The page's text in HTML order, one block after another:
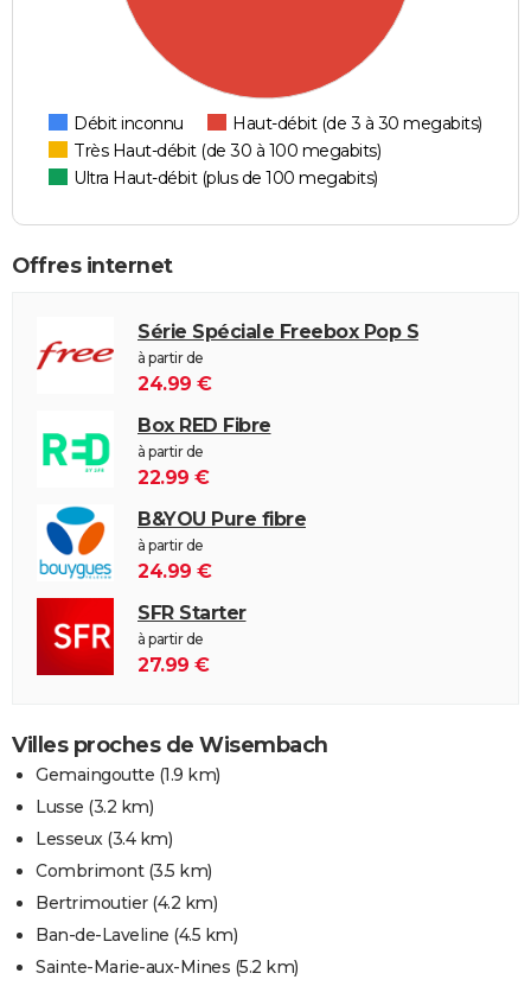
Débit inconnu
Haut-débit (de 3 à 30 megabits)
Très Haut-débit (de 30 à 100 megabits)
Ultra Haut-débit (plus de 100 megabits)
Offres internet
Série Spéciale Freebox Pop S
à partir de
24.99 €
Box RED Fibre
à partir de
22.99 €
B&YOU Pure fibre
à partir de
24.99 €
SFR Starter
à partir de
27.99 €
Villes proches de Wisembach
Gemaingoutte (1.9 km)
Lusse (3.2 km)
Lesseux (3.4 km)
Combrimont(3.5 km)
Bertrimoutier(4.2 km)
Ban-de-Laveline (4.5 km)
Sainte-Marie-aux-Mines (5.2 km)